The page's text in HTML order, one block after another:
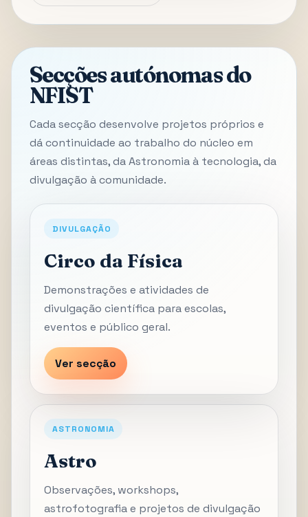
Secções autónomas do
NFIST
Cada secção desenvolve projetos próprios e
dá continuidade ao trabalho do núcleo em
áreas distintas, da Astronomia à tecnologia, da
divulgação à comunidade.
DIVULGAÇÃO
Circo da Física
Demonstrações e atividades de
divulgação científica para escolas,
eventos e público geral.
Ver secção
ASTRONOMIA
Astro
Observações, workshops,
astrofotografia e projetos de divulgação